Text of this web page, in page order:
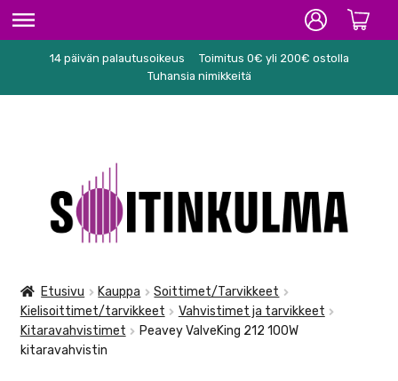
ETUSIVU
KARAOKE
NUOTIT
TARVIKKEET
14 päivän palautusoikeus
Toimitus 0€ yli 200€ ostolla
Tuhansia nimikkeitä
navigointiin
sisältöön
Etusivu Kauppa
Soittimet/Tarvikkeet
Kielisoittimet/tarvikkeet
Vahvistimet ja tarvikkeet
Kitaravahvistimet
Peavey ValveKing 212 100W
kitaravahvistin